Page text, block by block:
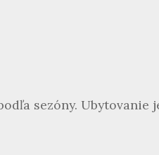
sezóny. Ubytovanie